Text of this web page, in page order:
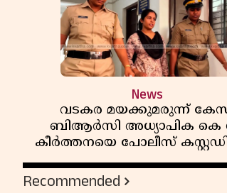
News
വടകര മയക്കുമരുന്ന്
ബിആർസി അധ്യാപിക കെ
കീർത്തനയെ പോലീസ്
വിട്ടു
Recommended